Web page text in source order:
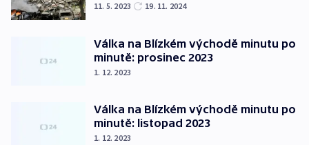
11. 5. 2023 19. 11. 2024
Válka na Blízkém východě minutu po
minutě: prosinec 2023
1. 12. 2023
Válka na Blízkém východě minutu po
minutě: listopad 2023
1. 12. 2023